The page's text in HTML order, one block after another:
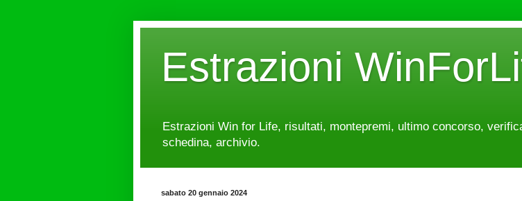
Estrazioni
Estrazioni Win for Life, risultati, montepremi, ultimo concorso,
schedina, archivio.
sabato 20 gennaio 2024